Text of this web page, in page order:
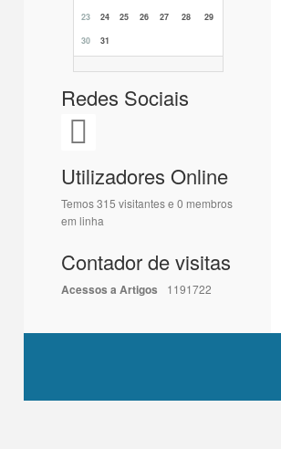
23
24 25 26 27 28
29
30
31
Redes Sociais
Utilizadores Online
Temos 315 visitantes e 0 membros
em linha
Contador de visitas
Acessos a Artigos 1191722